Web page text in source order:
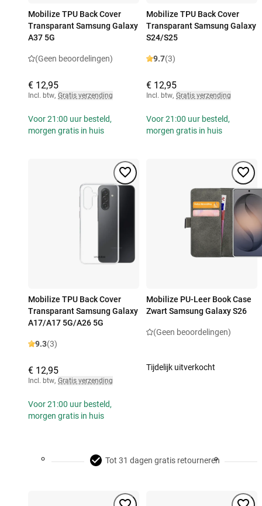
Mobilize TPU Back Cover
Transparant Samsung Galaxy
A37 5G
(Geen beoordelingen)
€ 12,95
Incl. btw, Gratis verzending
Voor 21:00 uur besteld,
morgen gratis in huis
Mobilize TPU Back Cover
Transparant Samsung Galaxy
S24/S25
9.7(3)
€ 12,95
Incl. btw, Gratis verzending
Voor 21:00 uur besteld,
morgen gratis in huis
Mobilize TPU Back Cover
Transparant Samsung Galaxy
A17/A17 5G/A26 5G
9.3(3)
€ 12,95
Incl. btw, Gratis verzending
Voor 21:00 uur besteld,
morgen gratis in huis
Mobilize PU-Leer Book Case
Zwart Samsung Galaxy S26
(Geen beoordelingen)
Tijdelijk uitverkocht
Tot 31 dagen gratis retourneren